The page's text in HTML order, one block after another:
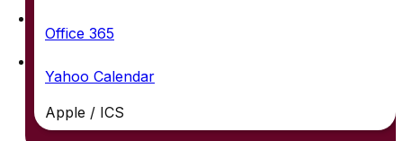
Office 365
Yahoo Calendar
Apple / ICS